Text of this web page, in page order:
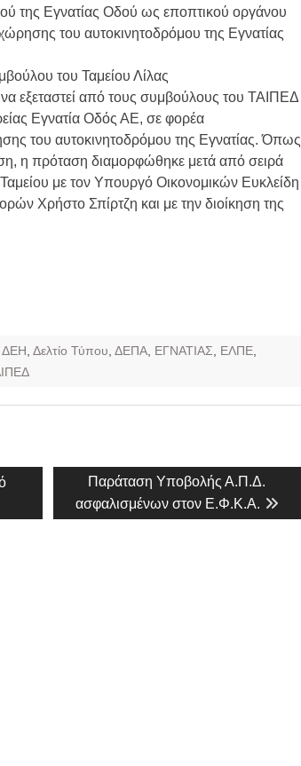
της Εγνατίας Οδού ως εποπτικού οργάνου
του αυτοκινητοδρόμου της Εγνατίας
του Ταμείου Λίλας
εξεταστεί από τους συμβούλους του ΤΑΙΠΕΔ
Εγνατία Οδός ΑΕ, σε φορέα
του αυτοκινητοδρόμου της Εγνατίας. Όπως
η πρόταση διαμορφώθηκε μετά από σειρά
με τον Υπουργό Οικονομικών Ευκλείδη
Χρήστο Σπίρτζη και με την διοίκηση της
ΔΕΗ Δελτίο Τύπου ΔΕΠΑ ΕΓΝΑΤΙΑΣ ΕΛΠΕ
Next
post:
Παράταση Υποβολής Α.Π.Δ.
ασφαλισμένων στον Ε.Φ.Κ.Α.